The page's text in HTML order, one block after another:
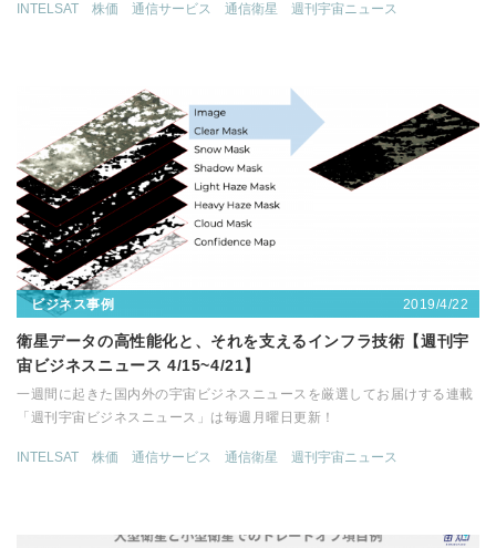
INTELSAT 株価 通信サービス 通信衛星 週刊宇宙ニュース
ビジネス事例 2019/4/22
衛星データの高性能化と、それを支えるインフラ技術【週刊宇
宙ビジネスニュース 4/15~4/21】
一週間に起きた国内外の宇宙ビジネスニュースを厳選してお届けする連載
「週刊宇宙ビジネスニュース」は毎週月曜日更新！
INTELSAT 株価 通信サービス 通信衛星 週刊宇宙ニュース